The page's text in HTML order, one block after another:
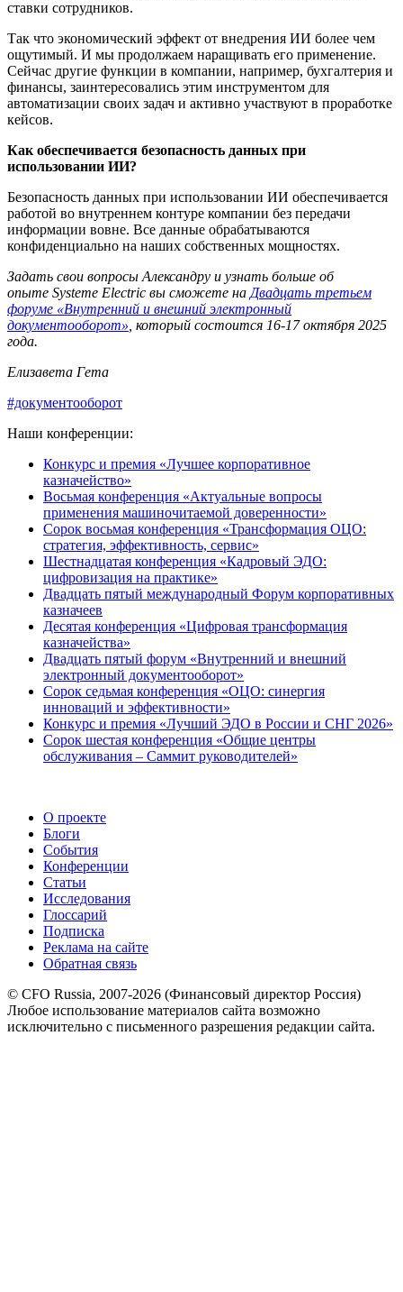
ставки сотрудников.
Так что экономический эффект от внедрения ИИ более чем
ощутимый. И мы продолжаем наращивать его применение.
Сейчас другие функции в компании, например, бухгалтерия и
финансы, заинтересовались этим инструментом для
автоматизации своих задач и активно участвуют в проработке
кейсов.
Как обеспечивается безопасность данных при
использовании ИИ?
Безопасность данных при использовании ИИ обеспечивается
работой во внутреннем контуре компании без передачи
информации вовне. Все данные обрабатываются
конфиденциально на наших собственных мощностях.
Задать свои вопросы Александру и узнать больше об
опыте Systeme Electric вы сможете на Двадцать третьем
форуме «Внутренний и внешний электронный
документооборот» , который состоится 16-17 октября 2025
года.
Елизавета Гета
#документооборот
Наши конференции:
Конкурс и премия «Лучшее корпоративное
казначейство»
Восьмая конференция «Актуальные вопросы
применения машиночитаемой доверенности»
Сорок восьмая конференция «Трансформация ОЦО:
стратегия, эффективность, сервис»
Шестнадцатая конференция «Кадровый ЭДО:
цифровизация на практике»
Двадцать пятый международный Форум корпоративных
казначеев
Десятая конференция «Цифровая трансформация
казначейства»
Двадцать пятый форум «Внутренний и внешний
электронный документооборот»
Сорок седьмая конференция «ОЦО: синергия
инноваций и эффективности»
Конкурс и премия «Лучший ЭДО в России и СНГ 2026»
Сорок шестая конференция «Общие центры
обслуживания – Саммит руководителей»
О проекте
Блоги
События
Конференции
Статьи
Исследования
Глоссарий
Подписка
Реклама на сайте
Обратная связь
© CFO Russia, 2007-2026 (Финансовый директор Россия)
Любое использование материалов сайта возможно
исключительно с письменного разрешения редакции сайта.